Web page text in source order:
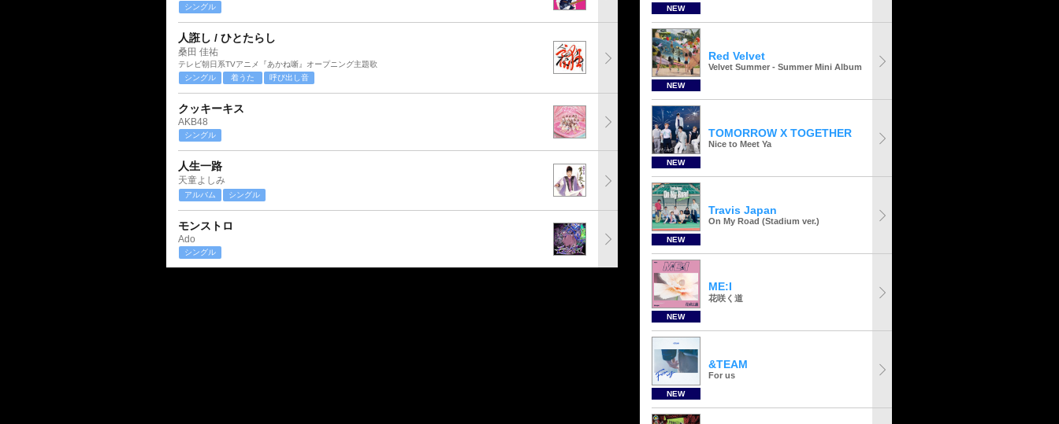
シングル
人誑し / ひとたらし
桑田 佳祐
テレビ朝日系TVアニメ『あかね噺』オープニング主題歌
シングル
着うた 呼び出し音
クッキーキス
AKB48
シングル
人生一路
天童よしみ
アルバム シングル
モンストロ
Ado
シングル
NEW
NEW
Red Velvet
Velvet Summer - Summer Mini Album
NEW
TOMORROW X TOGETHER
Nice to Meet Ya
NEW
Travis Japan
On My Road (Stadium ver.)
NEW
ME:I
花咲く道
NEW
&TEAM
For us